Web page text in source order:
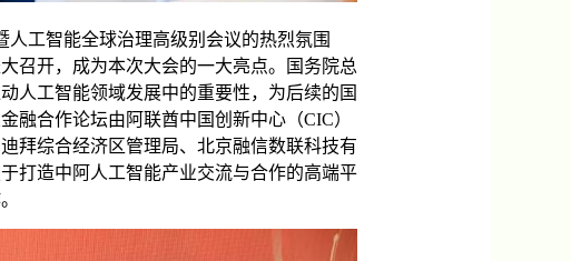
工智能全球治理高级别会议的热烈氛围
召开，成为本次大会的一大亮点。国务院总
人工智能领域发展中的重要性，为后续的国
融合作论坛由阿联酋中国创新中心（CIC）
拜综合经济区管理局、北京融信数联科技有
打造中阿人工智能产业交流与合作的高端平